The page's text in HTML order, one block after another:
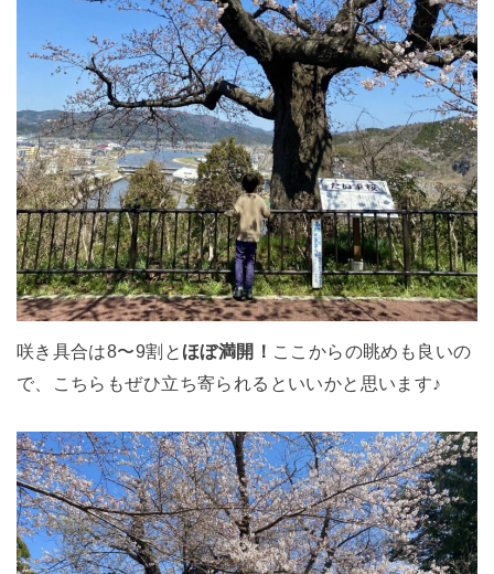
咲き具合は8〜9割と ほぼ満開！ ここからの眺めも良いの
で、こちらもぜひ立ち寄られるといいかと思います♪